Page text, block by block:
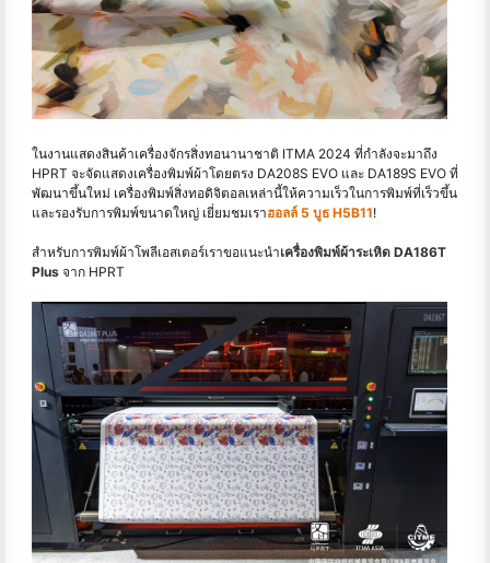
ในงานแสดงสินค้าเครื่องจักรสิ่งทอนานาชาติ ITMA 2024 ที่กำลังจะมาถึง
HPRT จะจัดแสดงเครื่องพิมพ์ผ้าโดยตรง DA208S EVO และ DA189S EVO ที่
พัฒนาขึ้นใหม่ เครื่องพิมพ์สิ่งทอดิจิตอลเหล่านี้ให้ความเร็วในการพิมพ์ที่เร็วขึ้น
และรองรับการพิมพ์ขนาดใหญ่ เยี่ยมชมเราฮอลล์ 5 บูธ H5B11!
สำหรับการพิมพ์ผ้าโพลีเอสเตอร์เราขอแนะนำเครื่องพิมพ์ผ้าระเหิด DA186T
Plus จาก HPRT